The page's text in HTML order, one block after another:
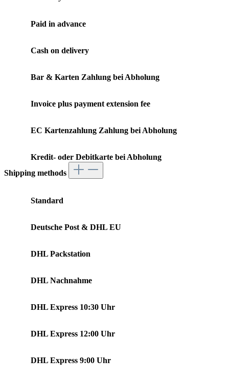
Paid in advance
Cash on delivery
Bar & Karten Zahlung bei Abholung
Invoice plus payment extension fee
EC Kartenzahlung Zahlung bei Abholung
Kredit- oder Debitkarte bei Abholung
Shipping methods
Standard
Deutsche Post & DHL EU
DHL Packstation
DHL Nachnahme
DHL Express 10:30 Uhr
DHL Express 12:00 Uhr
DHL Express 9:00 Uhr